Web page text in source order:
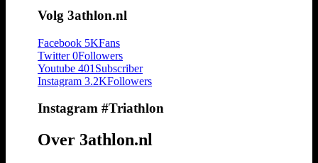
Volg 3athlon.nl
Facebook 5KFans
Twitter 0Followers
Youtube 401 Subscriber
Instagram 3.2KFollowers
Instagram #Triathlon
Over 3athlon.nl